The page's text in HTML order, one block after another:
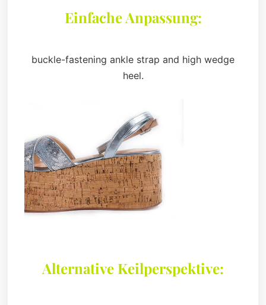
Einfache Anpassung:
buckle-fastening ankle strap and high wedge
heel.
Alternative Keilperspektive: